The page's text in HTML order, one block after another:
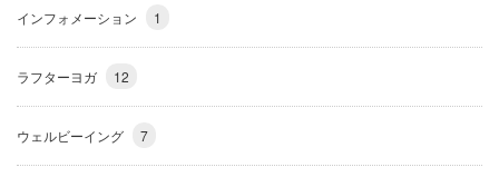
インフォメーション 1
ラフターヨガ 12
ウェルビーイング 7